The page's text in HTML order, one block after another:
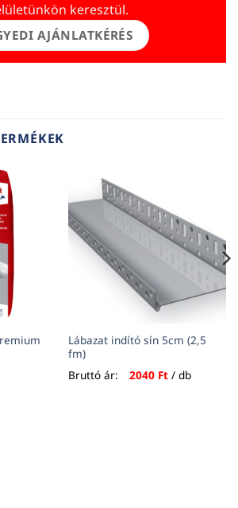
keresztül.
AJÁNLATKÉRÉS
Lábazat indító sín 5cm (2,5
fm)
Bruttó ár:
2040 Ft/ db